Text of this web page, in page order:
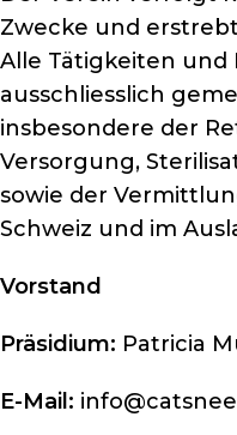
Zwecke und
Alle Tätigkeiten und
ausschliesslich
insbesondere der
Versorgung,
sowie der
Schweiz und im
Vorstand
Präsidium: Patricia
E-Mail: